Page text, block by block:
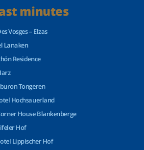
minutes
Vosges – Elzas
Lanaken
Residence
Tongeren
Hochsauerland
House Blankenberge
Hof
Lippischer Hof